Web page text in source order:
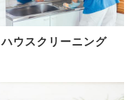
ハウスクリーニング